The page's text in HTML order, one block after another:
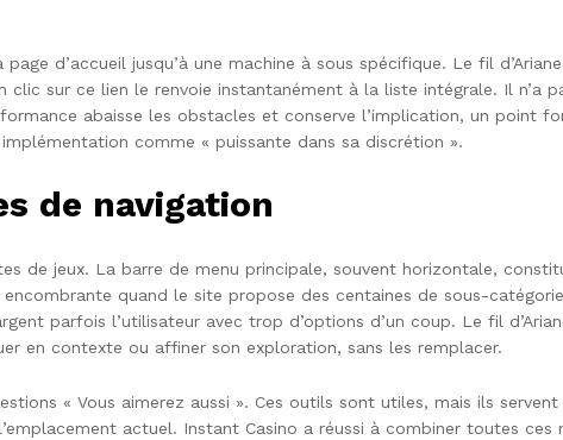
d’accueil jusqu’à une machine à sous spécifique. Le fil
clic sur ce lien le renvoie instantanément à la liste intégrale. Il n’a
abaisse les obstacles et conserve l’implication, un point
comme « puissante dans sa discrétion ».
de navigation
de jeux. La barre de menu principale, souvent horizontale,
quand le site propose des centaines de sous-
parfois l’utilisateur avec trop d’options d’un coup. Le fil
en contexte ou affiner son exploration, sans les remplacer.
« Vous aimerez aussi ». Ces outils sont utiles, mais ils
actuel. Instant Casino a réussi à combiner toutes